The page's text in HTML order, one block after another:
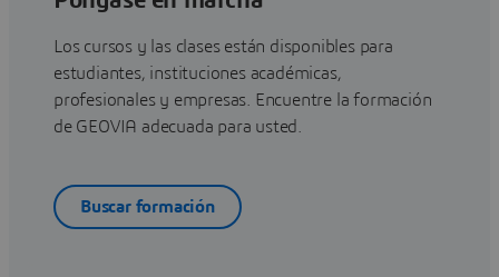
Los cursos y las clases están disponibles para
estudiantes, instituciones académicas,
profesionales y empresas. Encuentre la formación
de GEOVIA adecuada para usted.
Buscar formación